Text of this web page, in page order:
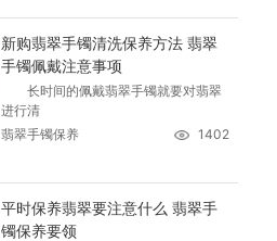
新购翡翠手镯清洗保养方法 翡翠
手镯佩戴注意事项
长时间的佩戴翡翠手镯就要对翡翠
进行清
翡翠手镯保养
1402
平时保养翡翠要注意什么 翡翠手
镯保养要领